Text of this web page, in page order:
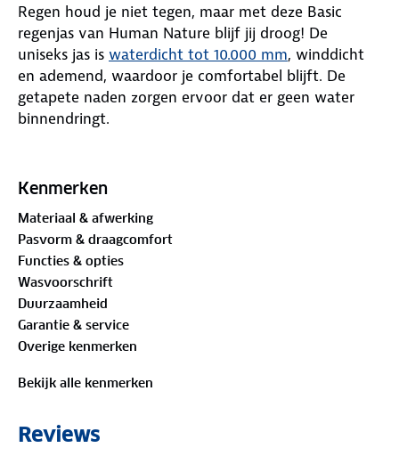
Regen houd je niet tegen, maar met deze Basic
regenjas van Human Nature blijf jij droog! De
uniseks jas is waterdicht tot 10.000 mm, winddicht
en ademend, waardoor je comfortabel blijft. De
getapete naden zorgen ervoor dat er geen water
binnendringt.
rugpand ben je beter zichtbaar in het donker of
normale pasvorm en een handige ritssluiting. De
capuchon, zoom en manchetten zijn verstelbaar,
zodat de jas altijd goed zit. Kies uit groen, navy of
blauw en combineer de jas met de bijpassende Basic
regenbroek voor een complete set. Na gebruik berg
je de regenjas eenvoudig op in het bijgeleverde
tasje.
Kenmerken
Materiaal & afwerking
Pasvorm & draagcomfort
Functies & opties
Wasvoorschrift
Duurzaamheid
Garantie & service
Overige kenmerken
Bekijk alle kenmerken
Reviews